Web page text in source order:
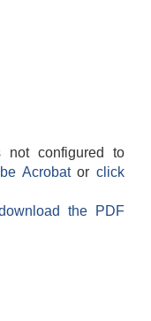
not configured to
Acrobatorclick
the PDF